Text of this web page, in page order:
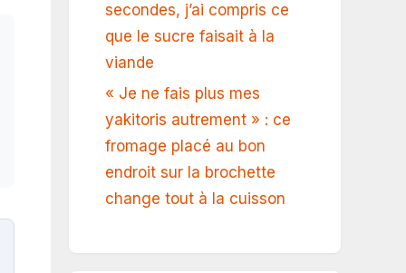
secondes, j’ai compris ce
que le sucre faisait à la
viande
« Je ne fais plus mes
yakitoris autrement » : ce
fromage placé au bon
endroit sur la brochette
change tout à la cuisson